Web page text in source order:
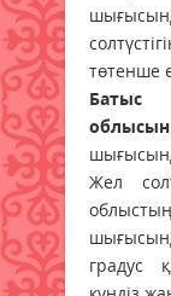
төтенше
Жел
градус